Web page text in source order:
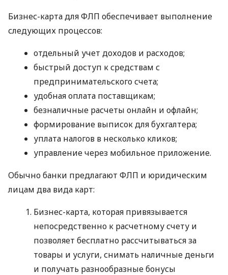
Бизнес-карта для ФЛП обеспечивает выполнение
следующих процессов:
отдельный учет доходов и расходов;
быстрый доступ к средствам с
предпринимательского счета;
удобная оплата поставщикам;
безналичные расчеты онлайн и офлайн;
формирование выписок для бухгалтера;
уплата налогов в несколько кликов;
управление через мобильное приложение.
Обычно банки предлагают ФЛП и юридическим
лицам два вида карт:
Бизнес-карта, которая привязывается
непосредственно к расчетному счету и
позволяет бесплатно рассчитываться за
товары и услуги, снимать наличные деньги
и получать разнообразные бонусы